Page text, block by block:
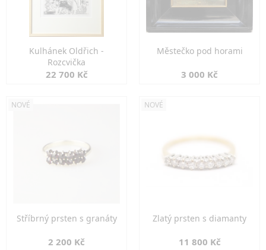
Kulhánek Oldřich -
Rozcvička
22 700 Kč
Městečko pod horami
3 000 Kč
NOVÉ
Stříbrný prsten s granáty
2 200 Kč
NOVÉ
Zlatý prsten s diamanty
11 800 Kč